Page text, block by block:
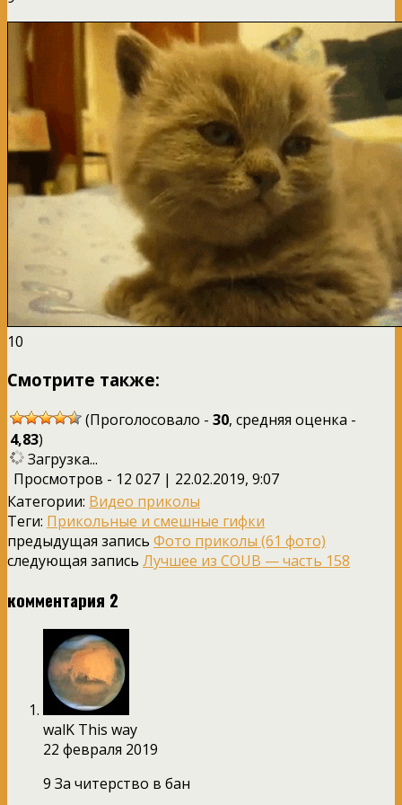
10
Смотрите также:
(Проголосовало - 30, средняя оценка -
4,83)
Загрузка...
Просмотров - 12 027 | 22.02.2019, 9:07
Категории: Видео приколы
Теги: Прикольные и смешные гифки
предыдущая запись Фото приколы (61 фото)
следующая запись Лучшее из COUB — часть 158
комментария 2
walK This way
22 февраля 2019
9 За читерство в бан